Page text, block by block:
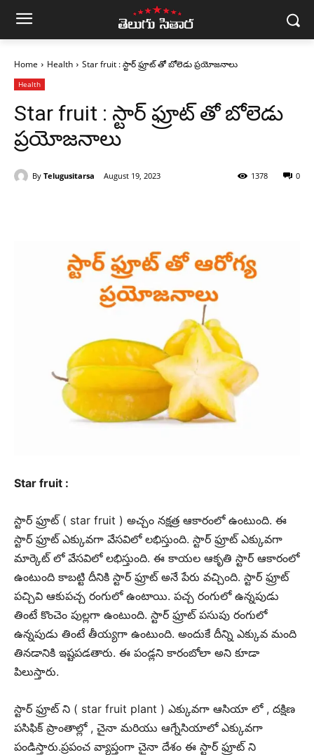
Home Health Star fruit : స్టార్ ఫ్రూట్ తో బోలెడు ప్రయోజనాలు
Health
Star fruit : స్టార్ ఫ్రూట్ తో బోలెడు
ప్రయోజనాలు
By Telugusitarsa August 19, 2023 0
1378
Star fruit :
స్టార్ ఫ్రూట్ ( star fruit ) అచ్చం నక్షత్ర ఆకారంలో ఉంటుంది. ఈ
స్టార్ ఫ్రూట్ ఎక్కువగా వేసవిలో లభిస్తుంది. స్టార్ ఫ్రూట్ ఎక్కువగా
మార్కెట్ లో వేసవిలో లభిస్తుంది. ఈ కాయల ఆకృతి స్టార్ ఆకారంలో
ఉంటుంది కాబట్టి దీనికి స్టార్ ఫ్రూట్ అనే పేరు వచ్చింది. స్టార్ ఫ్రూట్
పచ్చివి ఆకుపచ్చ రంగులో ఉంటాయి. పచ్చ రంగులో ఉన్నపుడు
తింటే కొంచెం పుల్లగా ఉంటుంది. స్టార్ ఫ్రూట్ పసుపు రంగులో
ఉన్నపుడు తింటే తీయ్యగా ఉంటుంది. అందుకే దీన్ని ఎక్కువ మంది
తినడానికి ఇష్టపడతారు. ఈ పండ్లని కారంబోలా అని కూడా
పిలుస్తారు.
స్టార్ ఫ్రూట్ ని ( star fruit plant ) ఎక్కువగా ఆసియా లో , దక్షిణ
పసిఫిక్ ప్రాంతాల్లో , చైనా మరియు ఆగ్నేసియాలో ఎక్కువగా
పండిస్తారు.ప్రపంచ వ్యాప్తంగా చైనా దేశం ఈ స్టార్ ఫ్రూట్ ని